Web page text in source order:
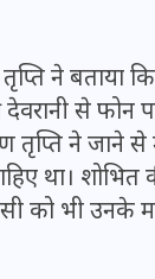
ने बताया
देवरानी से
ने जाने से
था। शोभित
को भी उनके